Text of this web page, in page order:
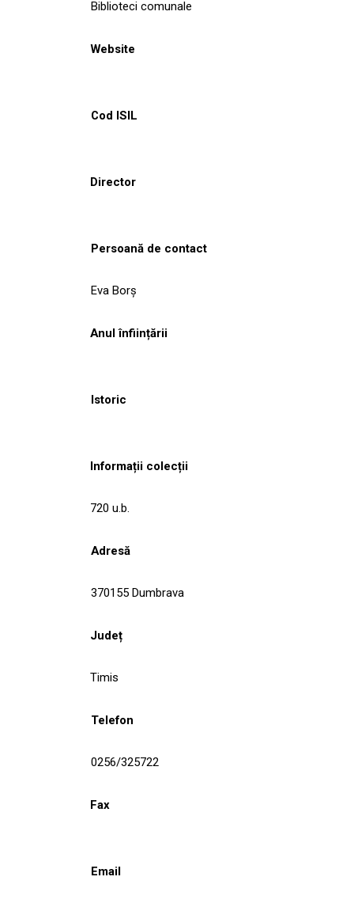
Biblioteci comunale
Website
Cod ISIL
Director
Persoană de contact
Eva Borş
Anul înființării
Istoric
Informații colecții
720 u.b.
Adresă
370155 Dumbrava
Județ
Timis
Telefon
0256/325722
Fax
Email